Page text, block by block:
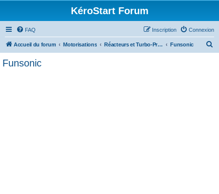
KéroStart Forum
FAQ Connexion
Inscription
Accueil du forum Motorisations Réacteurs et Turbo-Propulseurs Funsonic
Funsonic